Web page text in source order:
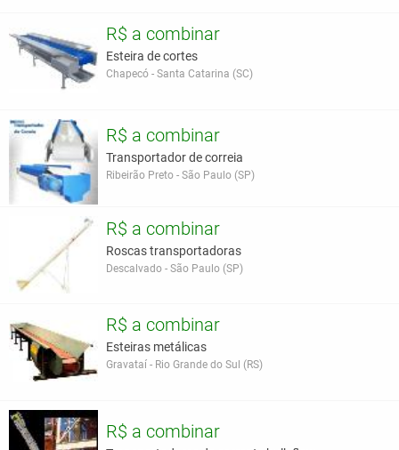
R$ a combinar
Esteira de cortes
Chapecó - Santa Catarina (SC)
R$ a combinar
Transportador de correia
Ribeirão Preto - São Paulo (SP)
R$ a combinar
Roscas transportadoras
Descalvado - São Paulo (SP)
R$ a combinar
Esteiras metálicas
Gravataí - Rio Grande do Sul (RS)
R$ a combinar